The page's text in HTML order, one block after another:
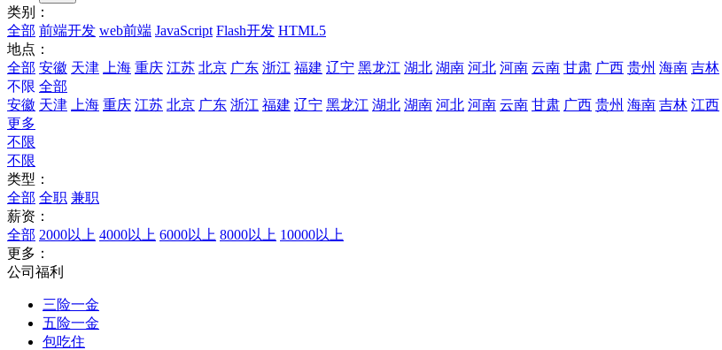
类别：
全部 前端开发 web前端 JavaScript Flash开发 HTML5
地点：
全部 安徽 天津 上海 重庆 江苏 北京 广东 浙江 福建 辽宁 黑龙江 湖北 湖南 河北 河南 云南 甘肃 广西 贵州 海南 吉林
不限 全部
安徽 天津 上海 重庆 江苏 北京 广东 浙江 福建 辽宁 黑龙江 湖北 湖南 河北 河南 云南 甘肃 广西 贵州 海南 吉林 江西
更多
不限
不限
类型：
全部 全职 兼职
薪资：
全部 2000以上 4000以上 6000以上 8000以上 10000以上
更多：
公司福利
三险一金
五险一金
包吃住